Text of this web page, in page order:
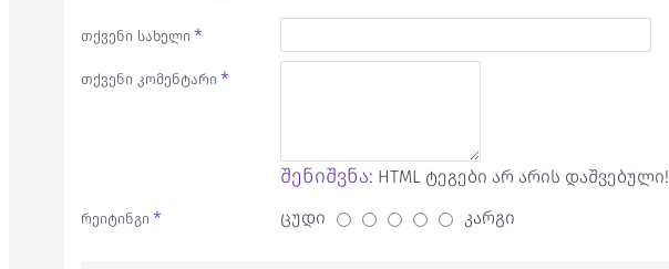
თქვენი სახელი
თქვენი კომენტარი
შენიშვნა: HTML ტეგები არ არის დაშვებული!
რეიტინგი ცუდი კარგი